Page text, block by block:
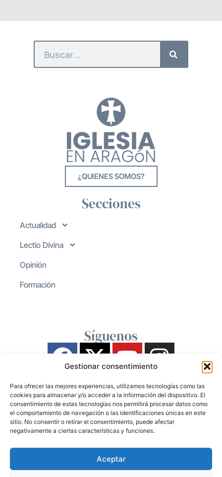
Gestionar consentimiento
Para ofrecer las mejores experiencias, utilizamos tecnologías como las
cookies para almacenar y/o acceder a la información del dispositivo. El
consentimiento de estas tecnologías nos permitirá procesar datos como
el comportamiento de navegación o las identificaciones únicas en este
sitio. No consentir o retirar el consentimiento, puede afectar
negativamente a ciertas características y funciones.
Aceptar
¿QUIENES SOMOS?
Secciones
Actualidad
Lectio Divina
Opinión
Formación
Síguenos